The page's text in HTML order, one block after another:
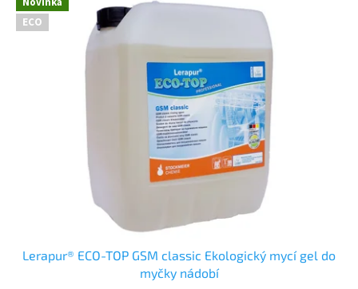
ECO
Lerapur® ECO-TOP GSM classic Ekologický mycí gel do
myčky nádobí